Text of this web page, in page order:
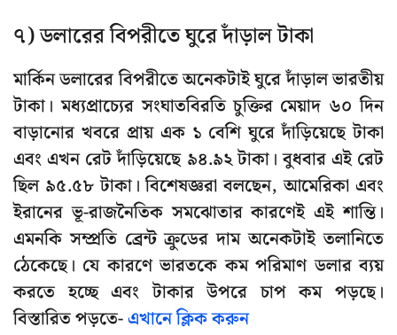
৭) ডলারের বিপরীতে ঘুরে দাঁড়াল টাকা
মার্কিন ডলারের বিপরীতে অনেকটাই ঘুরে দাঁড়াল ভারতীয়
টাকা। মধ্যপ্রাচ্যের সংঘাতবিরতি চুক্তির মেয়াদ ৬০ দিন
বাড়ানোর খবরে প্রায় এক ১ বেশি ঘুরে দাঁড়িয়েছে টাকা
এবং এখন রেট দাঁড়িয়েছে ৯৪.৯২ টাকা। বুধবার এই রেট
ছিল ৯৫.৫৮ টাকা। বিশেষজ্ঞরা বলছেন, আমেরিকা এবং
ইরানের ভূ-রাজনৈতিক সমঝোতার কারণেই এই শান্তি।
এমনকি সম্প্রতি ব্রেন্ট ক্রুডের দাম অনেকটাই তলানিতে
ঠেকেছে। যে কারণে ভারতকে কম পরিমাণ ডলার ব্যয়
করতে হচ্ছে এবং টাকার উপরে চাপ কম পড়ছে।
বিস্তারিত পড়তে-এখানে ক্লিক করুন